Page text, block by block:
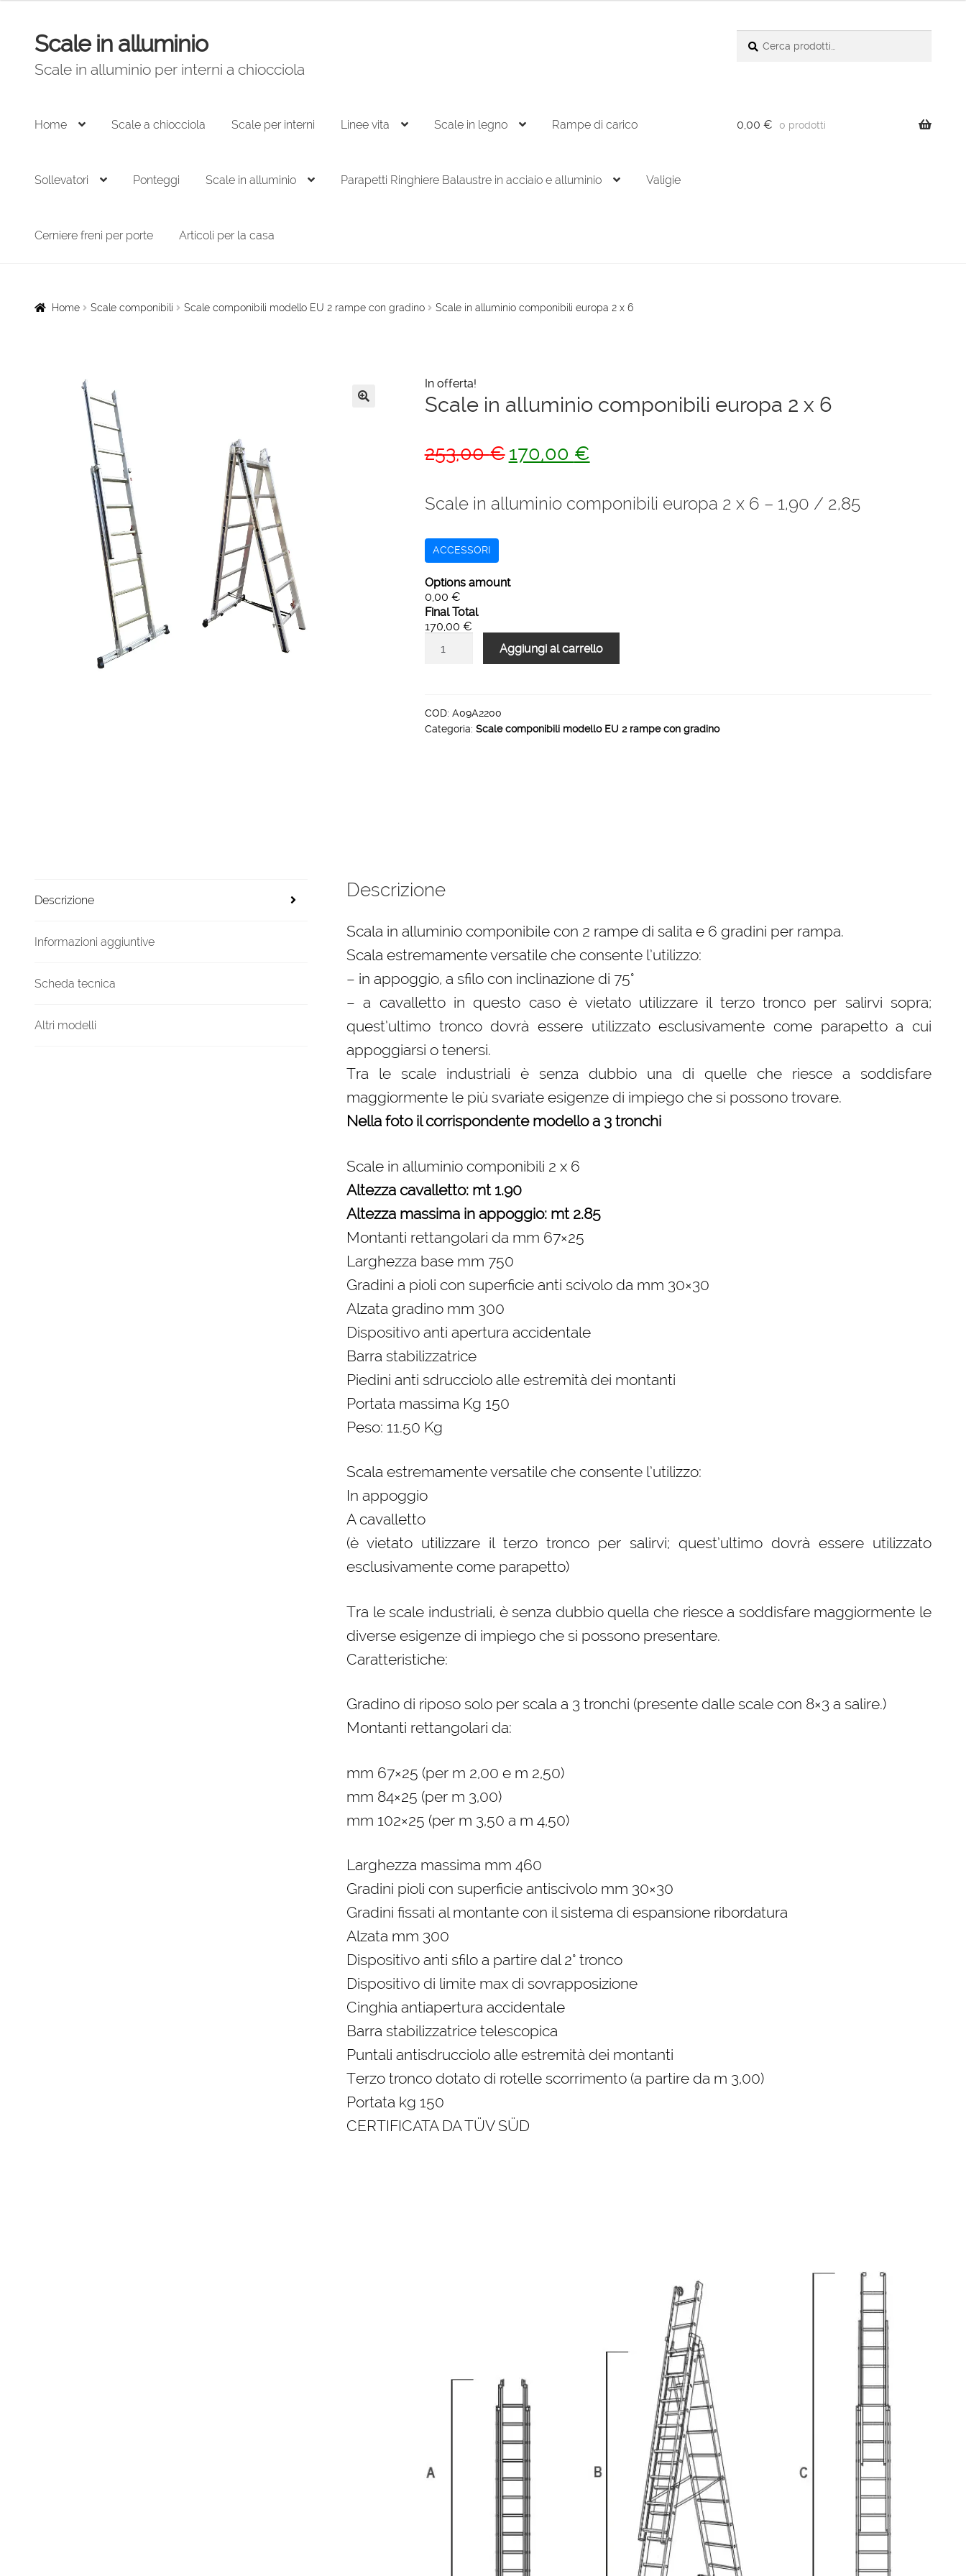
Vai
alla
navigazione
Vai
al
contenuto
Scale in alluminio
Scale in alluminio per interni a chiocciola
Home Scale a chiocciola Scale per interni Linee vita Scale in legno Rampe di carico
Sollevatori Ponteggi Scale in alluminio Parapetti Ringhiere Balaustre in acciaio e alluminio Valigie
Cerniere freni per porte Articoli per la casa
0,00 € 0 prodotti
Home Scale componibili Scale componibili modello EU 2 rampe con gradino Scale in alluminio componibili europa 2 x 6
In offerta!
Scale in alluminio componibili europa 2 x 6
253,00€ Il
originale
170,00 €
attuale
Scale in alluminio componibili europa 2 x 6 – 1,90 / 2,85
ACCESSORI
Options amount
0,00 €
Final Total
170,00 €
europa
2
Aggiungi al carrello
COD: A09A2200
Categoria: Scale componibili modello EU 2 rampe con gradino
Descrizione
Informazioni aggiuntive
Scheda tecnica
Altri modelli
Descrizione
Scala in alluminio componibile con 2 rampe di salita e 6 gradini per rampa.
Scala estremamente versatile che consente l’utilizzo:
– in appoggio, a sfilo con inclinazione di 75°
– a cavalletto in questo caso è vietato utilizzare il terzo tronco per salirvi sopra;
quest’ultimo tronco dovrà essere utilizzato esclusivamente come parapetto a cui
appoggiarsi o tenersi.
Tra le scale industriali è senza dubbio una di quelle che riesce a soddisfare
maggiormente le più svariate esigenze di impiego che si possono trovare.
Nella foto il corrispondente modello a 3 tronchi
Scale in alluminio componibili 2 x 6
Altezza cavalletto: mt 1.90
Altezza massima in appoggio: mt 2.85
Montanti rettangolari da mm 67×25
Larghezza base mm 750
Gradini a pioli con superficie anti scivolo da mm 30×30
Alzata gradino mm 300
Dispositivo anti apertura accidentale
Barra stabilizzatrice
Piedini anti sdrucciolo alle estremità dei montanti
Portata massima Kg 150
Peso: 11.50 Kg
Scala estremamente versatile che consente l’utilizzo:
In appoggio
A cavalletto
(è vietato utilizzare il terzo tronco per salirvi; quest’ultimo dovrà essere utilizzato
esclusivamente come parapetto)
Tra le scale industriali, è senza dubbio quella che riesce a soddisfare maggiormente le
diverse esigenze di impiego che si possono presentare.
Caratteristiche:
Gradino di riposo solo per scala a 3 tronchi (presente dalle scale con 8×3 a salire.)
Montanti rettangolari da:
mm 67×25 (per m 2,00 e m 2,50)
mm 84×25 (per m 3,00)
mm 102×25 (per m 3,50 a m 4,50)
Larghezza massima mm 460
Gradini pioli con superficie antiscivolo mm 30×30
Gradini fissati al montante con il sistema di espansione ribordatura
Alzata mm 300
Dispositivo anti sfilo a partire dal 2° tronco
Dispositivo di limite max di sovrapposizione
Cinghia antiapertura accidentale
Barra stabilizzatrice telescopica
Puntali antisdrucciolo alle estremità dei montanti
Terzo tronco dotato di rotelle scorrimento (a partire da m 3,00)
Portata kg 150
CERTIFICATA DA TÜV SÜD
253,00 €.170,00 €.